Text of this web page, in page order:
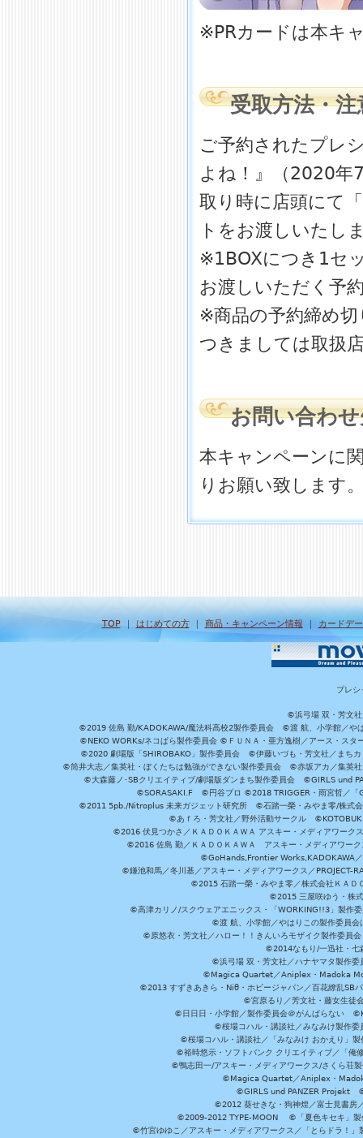
※PRカードは本キ
受取方法・注
ご予約されたプレ
よね！』（2020年
取り時に店頭にて
トをお渡しいたし
※1BOXにつき1セ
お渡しいただく予
※商品の予約締め
つきましては取扱
お問い合わ
本キャンペーンに
りお願い致します
TOP｜ はじめての方｜ 商品・キャンペーン情報 カードデ
プレシ
©浜弓場 双・芳文社
©2019 佐島 勤/KADOKAWA/魔法科高校2製作委員会 ©渡 航、小学館／や
©NEKO WORKs/ネコぱら製作委員会 ©ＦＵＮＡ・亜方逸樹／アース・ス
©2020 劇場版「SHIROBAKO」製作委員会 ©伊藤いづも・芳文社／まち
©筒井大志／集英社・ぼくたちは勉強ができない製作委員会 ©赤坂アカ／集英
©大森藤ノ･SBクリエイティブ/劇場版ダンまち製作委員会 ©GIRLS und
©SORASAKI.F ©円谷プロ ©2018 TRIGGER・雨宮哲／
©2011 5pb./Nitroplus 未来ガジェット研究所 ©石踏一榮・みやま零/株式
©あｆろ・芳文社／野外活動サークル
©2016 伏見つかさ／ＫＡＤＯＫＡＷＡ アスキー・メディアワー
©2016 佐島 勤／ＫＡＤＯＫＡＷＡ アスキー・メディアワ
©GoHands,Frontier Works,KADOKAWA
©鎌池和馬／冬川基／アスキー・メディアワークス／
©2015 石踏一榮・みやま零／株式会社ＫＡＤ
©2015 三屋咲ゆう・株
©高津カリノ/スクウェアエニックス・「WORKING!!3」製作
©渡 航、小学館／やはりこの製作委員
©原悠衣・芳文社／ハロー！！きんいろモザイク製作委員
©2014なもり/一迅社・
©浜弓場 双・芳文社／ハナヤマタ製作
©Magica Quartet／Aniplex・Madoka
©2013 すずきあきら・Niθ・ホビージャパン／百花繚乱
©宮原るり／芳文社・藤女生徒
©日日日・小学館／製作委員会＠がんばらない
©桜場コハル・講談社／みなみけ製作
©桜場コハル・講談社／「みなみけ おかえり」
©裕時悠示・ソフトバンク クリエイティブ／「
©鴨志田一/アスキー・メディアワークス/さく
©Magica Quartet／Aniplex・
©GIRLS und PANZER Projekt ©
©2012 葵せきな・狗神煌／富士見書
©2009-2012 TYPE-MOON ©「夏色キセキ」製
©竹宮ゆゆこ／アスキー・メディアワークス／「とらドラ！